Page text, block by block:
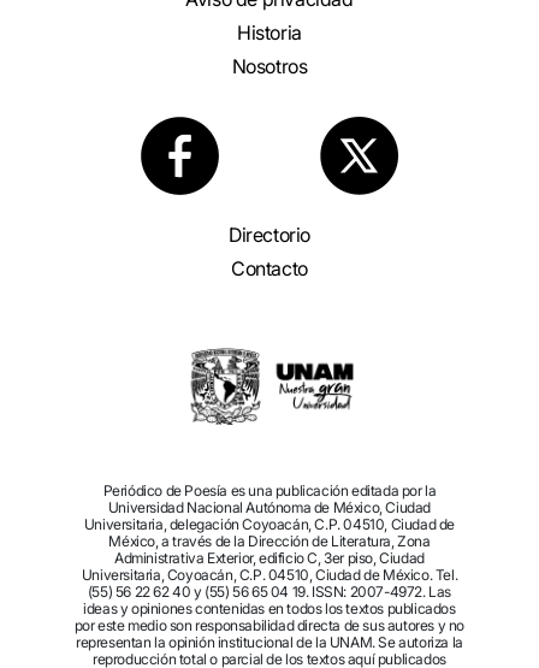
Historia
Nosotros
Directorio
Contacto
Periódico de Poesía es una publicación editada por la
Universidad Nacional Autónoma de México, Ciudad
Universitaria, delegación Coyoacán, C.P. 04510, Ciudad de
México, a través de la Dirección de Literatura, Zona
Administrativa Exterior, edificio C, 3er piso, Ciudad
Universitaria, Coyoacán, C.P. 04510, Ciudad de México. Tel.
(55) 56 22 62 40 y (55) 56 65 04 19. ISSN: 2007-4972. Las
ideas y opiniones contenidas en todos los textos publicados
por este medio son responsabilidad directa de sus autores y no
representan la opinión institucional de la UNAM. Se autoriza la
reproducción total o parcial de los textos aquí publicados